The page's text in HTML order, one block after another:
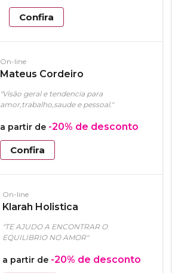
Confira
On-line
Mateus Cordeiro
"Visão geral e tendencia para
amor,trabalho,saude e pessoal."
a partir de -20% de desconto
Confira
On-line
Klarah Holistica
"TE AJUDO A ENCONTRAR O
EQUILIBRIO NO AMOR"
a partir de -20% de desconto